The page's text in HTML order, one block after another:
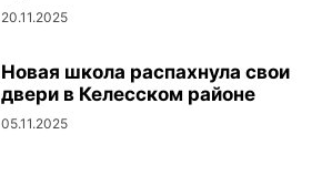
20.11.2025
Новая школа распахнула свои
двери в Келесском районе
05.11.2025